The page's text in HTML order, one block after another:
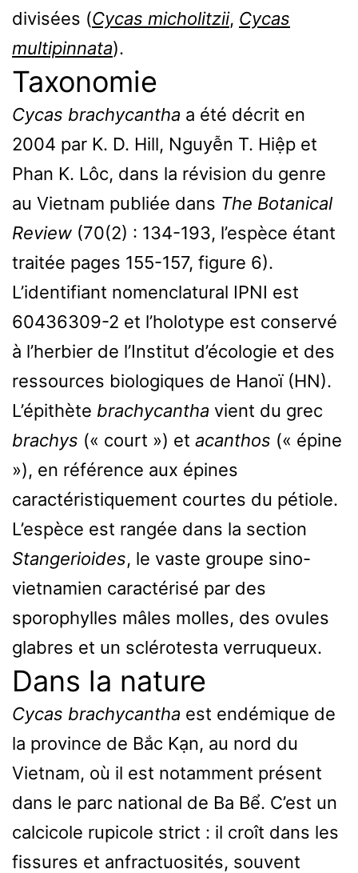
divisées (Cycas micholitzii, Cycas
multipinnata).
Taxonomie
Cycas brachycantha a été décrit en
2004 par K. D. Hill, Nguyễn T. Hiệp et
Phan K. Lôc, dans la révision du genre
au Vietnam publiée dans The Botanical
Review (70(2) : 134-193, l’espèce étant
traitée pages 155-157, figure 6).
L’identifiant nomenclatural IPNI est
60436309-2 et l’holotype est conservé
à l’herbier de l’Institut d’écologie et des
ressources biologiques de Hanoï (HN).
L’épithète brachycantha vient du grec
brachys (« court ») et acanthos (« épine
»), en référence aux épines
caractéristiquement courtes du pétiole.
L’espèce est rangée dans la section
Stangerioides, le vaste groupe sino-
vietnamien caractérisé par des
sporophylles mâles molles, des ovules
glabres et un sclérotesta verruqueux.
Dans la nature
Cycas brachycantha est endémique de
la province de Bắc Kạn, au nord du
Vietnam, où il est notamment présent
dans le parc national de Ba Bể. C’est un
calcicole rupicole strict : il croît dans les
fissures et anfractuosités, souvent